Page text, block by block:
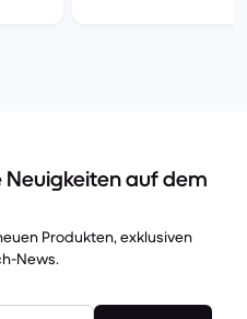
auf dem
Produkten, exklusiven
News.